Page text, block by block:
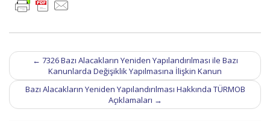
Post
navigation
← 7326 Bazı Alacakların Yeniden Yapılandırılması ile Bazı
Kanunlarda Değişiklik Yapılmasına İlişkin Kanun
Bazı Alacakların Yeniden Yapılandırılması Hakkında TÜRMOB
Açıklamaları →